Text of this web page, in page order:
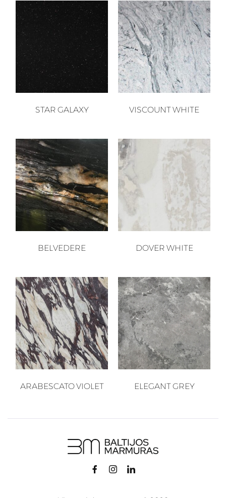
STAR GALAXY VISCOUNT WHITE
BELVEDERE DOVER WHITE
ARABESCATO VIOLET ELEGANT GREY